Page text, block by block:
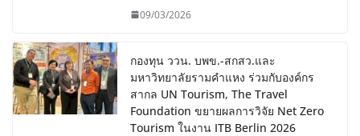
09/03/2026
กองทุน ววน. บพข.-สกสว.และ
มหาวิทยาลัยรามคำแหง ร่วมกับองค์กร
สากล UN Tourism, The Travel
Foundation ขยายผลการวิจัย Net Zero
Tourism ในงาน ITB Berlin 2026